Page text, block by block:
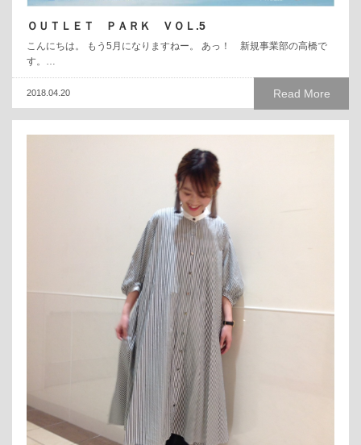
ＯＵＴＬＥＴ ＰＡＲＫ ＶＯＬ.5
こんにちは。 もう5月になりますねー。 あっ！ 新規事業部の高橋で
す。…
Read More
2018.04.20